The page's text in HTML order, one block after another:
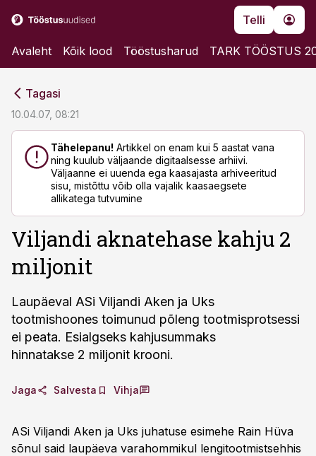
Telli
Avaleht Kõik lood Tööstusharud TARK TÖÖSTUS
Tagasi
10.04.07, 08:21
Tähelepanu! Artikkel on enam kui 5 aastat vana
ning kuulub väljaande digitaalsesse arhiivi.
Väljaanne ei uuenda ega kaasajasta arhiveeritud
sisu, mistõttu võib olla vajalik kaasaegsete
allikatega tutvumine
Viljandi aknatehase kahju 2
miljonit
Laupäeval ASi Viljandi Aken ja Uks
tootmishoones toimunud põleng tootmisprotsessi
ei peata. Esialgseks kahjusummaks
hinnatakse 2 miljonit krooni.
Jaga Salvesta Vihja
ASi Viljandi Aken ja Uks juhatuse esimehe Rain Hüva
sõnul said laupäeva varahommikul lengitootmistsehhis